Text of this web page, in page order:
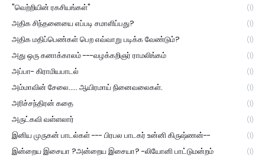
"வெற்றியின் ரகசியங்கள்" (1)
அதிக சிந்தனையை எப்படி சமாளிப்பது? (1)
அதிக மதிப்பெண்கள் பெற எவ்வாறு படிக்க வேண்டும்? (1)
அது ஒரு கனாக்காலம் ---வழக்கறிஞர் ராமலிங்கம் (1)
அப்பா- கிராமியபாடல் (1)
அம்மாவின் சேலை..... ஆயிரமாய் நினைவலைகள். (1)
அரிச்சந்திரன் கதை (1)
அருட்கவி வள்ளலார் (1)
இனிய முருகன் பாடல்கள் --- பிரபல பாடகர் உன்னி கிருஷ்ணன்-- (1)
இன்றைய இசையா ?அன்றைய இசையா? -லியோனி பாட்டுமன்றம் (1)